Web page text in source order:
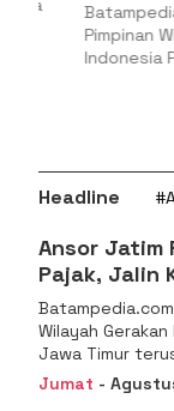
Pimpinan
Indonesia
Headline
Ansor Jatim
Pajak, Jalin
DJP se-Jatim
Wilayah Gerakan
Jawa Timur
komitmennya
kemandirian
Jumat -